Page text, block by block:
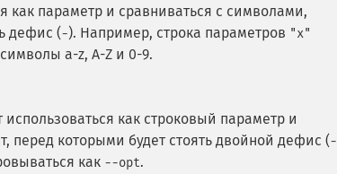
как параметр и сравниваться с символами,
дефис (-). Например, строка параметров "x"
a-z, A-Z и 0-9.
как строковый параметр и
перед которыми будет стоять двойной дефис (-
как --opt.